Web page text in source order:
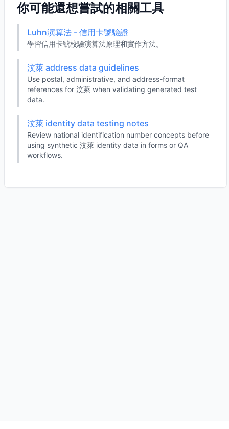
你可能還想嘗試的相關工具
Luhn演算法 - 信用卡號驗證
學習信用卡號校驗演算法原理和實作方法。
汶萊 address data guidelines
Use postal, administrative, and address-format
references for 汶萊 when validating generated test
data.
汶萊 identity data testing notes
Review national identification number concepts before
using synthetic 汶萊 identity data in forms or QA
workflows.